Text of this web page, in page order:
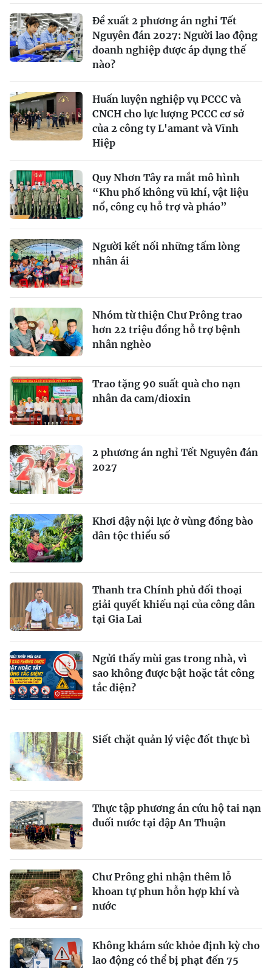
Đề xuất 2 phương án nghỉ Tết
Nguyên đán 2027: Người lao động
doanh nghiệp được áp dụng thế
nào?
Huấn luyện nghiệp vụ PCCC và
CNCH cho lực lượng PCCC cơ sở
của 2 công ty L'amant và Vĩnh
Hiệp
Quy Nhơn Tây ra mắt mô hình
“Khu phố không vũ khí, vật liệu
nổ, công cụ hỗ trợ và pháo”
Người kết nối những tấm lòng
nhân ái
Nhóm từ thiện Chư Prông trao
hơn 22 triệu đồng hỗ trợ bệnh
nhân nghèo
Trao tặng 90 suất quà cho nạn
nhân da cam/dioxin
2 phương án nghỉ Tết Nguyên đán
2027
Khơi dậy nội lực ở vùng đồng bào
dân tộc thiểu số
Thanh tra Chính phủ đối thoại
giải quyết khiếu nại của công dân
tại Gia Lai
Ngửi thấy mùi gas trong nhà, vì
sao không được bật hoặc tắt công
tắc điện?
Siết chặt quản lý việc đốt thực bì
Thực tập phương án cứu hộ tai nạn
đuối nước tại đập An Thuận
Chư Prông ghi nhận thêm lỗ
khoan tự phun hỗn hợp khí và
nước
Không khám sức khỏe định kỳ cho
lao động có thể bị phạt đến 75